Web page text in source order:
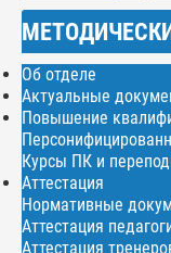
Об отделе
Актуальные
Повышение
Курсы ПК и
Аттестация
Нормативные
Аттестация
Аттестация